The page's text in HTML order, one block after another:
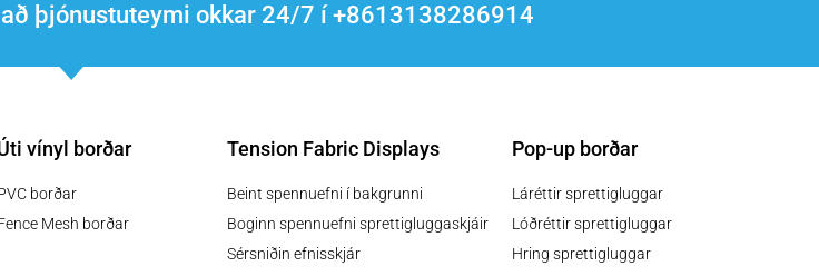
þjónustuteymi okkar 24/7 í +8613138286914
vínyl borðar
borðar
Mesh borðar
Tension Fabric Displays
Beint spennuefni í bakgrunni
Boginn spennuefni sprettigluggaskjáir
Sérsniðin efnisskjár
Pop-up borðar
Láréttir sprettigluggar
Lóðréttir sprettigluggar
Hring sprettigluggar